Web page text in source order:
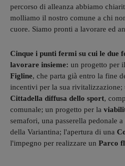
percorso di alleanza abbiamo
molliamo il nostro comune a chi
cuore. Siamo pronti a lavorare ed
Cinque i punti fermi su cui le due
lavorare insieme: un progetto per
Figline, che parta già entro la fine
incentivi per la sua rivitalizzazione;
Cittadella diffusa dello sport,
comunale; un progetto per la
semafori, una passerella pedonale
della Variantina; l'apertura di una
l'impegno per realizzare un Parco